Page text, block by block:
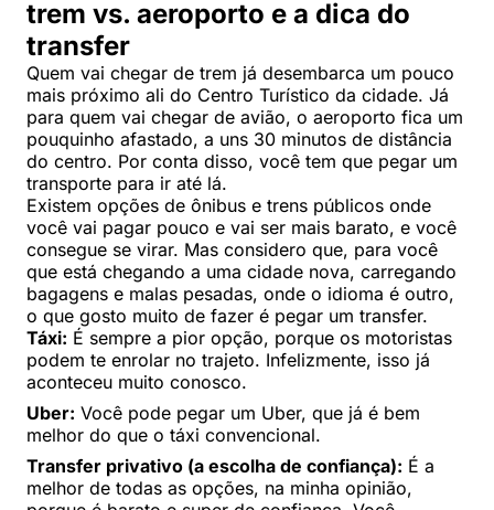
trem vs. aeroporto e a dica do
transfer
Quem vai chegar de trem já desembarca um pouco
mais próximo ali do Centro Turístico da cidade. Já
para quem vai chegar de avião, o aeroporto fica um
pouquinho afastado, a uns 30 minutos de distância
do centro. Por conta disso, você tem que pegar um
transporte para ir até lá.
Existem opções de ônibus e trens públicos onde
você vai pagar pouco e vai ser mais barato, e você
consegue se virar. Mas considero que, para você
que está chegando a uma cidade nova, carregando
bagagens e malas pesadas, onde o idioma é outro,
o que gosto muito de fazer é pegar um transfer.
Táxi: É sempre a pior opção, porque os motoristas
podem te enrolar no trajeto. Infelizmente, isso já
aconteceu muito conosco.
Uber: Você pode pegar um Uber, que já é bem
melhor do que o táxi convencional.
Transfer privativo (a escolha de confiança): É a
melhor de todas as opções, na minha opinião,